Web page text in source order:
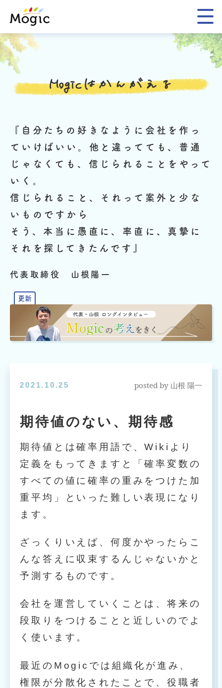
Mogic
Mogicはかんがえる
『自分たちの好きなように会社を作っ
ていけばいい。 他と違ってても、普通
じゃなくても、信じられることをやって
いく。
信じられること、それって案外と少な
いものですから
そう、本当に愚直に、率直に、真摯に
それを探してきたんです』
代表取締役 山根陽一
2021.10.25 posted by 山根 陽一
期待値のない、期待感
期待値とは確率用語で、Wikiより
定義をもってきますと「確率変数の
すべての値に確率の重みをつけた加
重平均」といった難しい表現になり
ます。
ざっくりいえば、何度かやったらこ
んな答えに収束するんじゃないかと
予測するものです。
会社を運営していくことは、将来の
段取りをつけることと近しいのでよ
く使います。
最近のMogicでは組織化が進み、
権限が分散化されたことで、役職者